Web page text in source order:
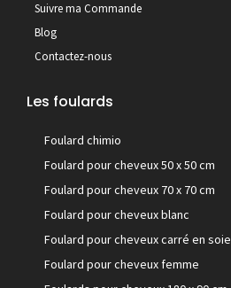
Suivre ma Commande
Blog
Contactez-nous
Les foulards
Foulard chimio
Foulard pour cheveux 50 x 50 cm
Foulard pour cheveux 70 x 70 cm
Foulard pour cheveux blanc
Foulard pour cheveux carré en soie
Foulard pour cheveux femme